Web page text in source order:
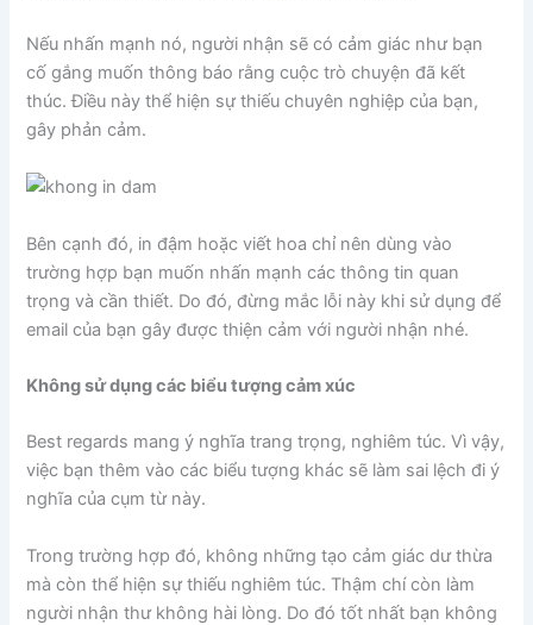
Nếu nhấn mạnh nó, người nhận sẽ có cảm giác như bạn
cố gắng muốn thông báo rằng cuộc trò chuyện đã kết
thúc. Điều này thể hiện sự thiếu chuyên nghiệp của bạn,
gây phản cảm.
Bên cạnh đó, in đậm hoặc viết hoa chỉ nên dùng vào
trường hợp bạn muốn nhấn mạnh các thông tin quan
trọng và cần thiết. Do đó, đừng mắc lỗi này khi sử dụng để
email của bạn gây được thiện cảm với người nhận nhé.
Không sử dụng các biểu tượng cảm xúc
Best regards mang ý nghĩa trang trọng, nghiêm túc. Vì vậy,
việc bạn thêm vào các biểu tượng khác sẽ làm sai lệch đi ý
nghĩa của cụm từ này.
Trong trường hợp đó, không những tạo cảm giác dư thừa
mà còn thể hiện sự thiếu nghiêm túc. Thậm chí còn làm
người nhận thư không hài lòng. Do đó tốt nhất bạn không